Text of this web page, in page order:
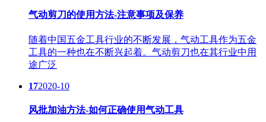
气动剪刀的使用方法-注意事项及保养
随着中国五金工具行业的不断发展，气动工具作为五金
工具的一种也在不断兴起着。气动剪刀也在其行业中用
途广泛
172020-10
风批加油方法-如何正确使用气动工具